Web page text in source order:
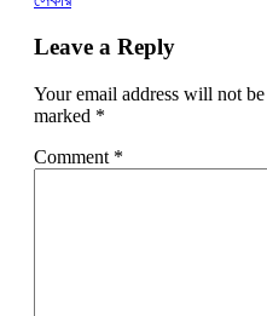
Leave a Reply
Your email address will not
marked *
Comment *